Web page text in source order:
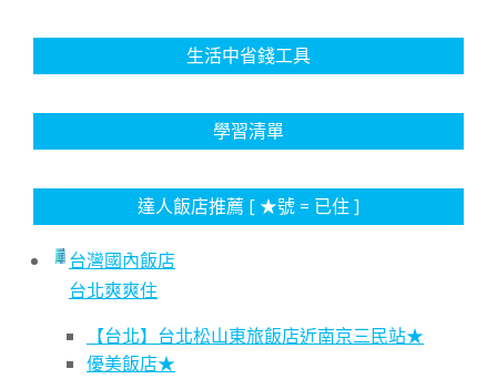
生活中省錢工具
學習清單
達人飯店推薦 [ ★號 = 已住 ]
台灣國內飯店
台北爽爽住
【台北】台北松山東旅飯店近南京三民站★
優美飯店★